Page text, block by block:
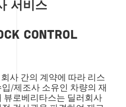
서비스
CONTROL
사 간의 계약에 따라 리스
/제조사 소유인 차량의 재
뷰로베리타스는 딜러회사